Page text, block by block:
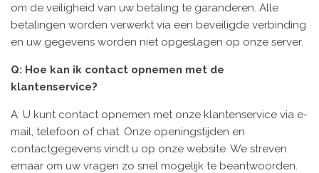
om de veiligheid van uw betaling te garanderen. Alle
betalingen worden verwerkt via een beveiligde verbinding
en uw gegevens worden niet opgeslagen op onze server.
Q: Hoe kan ik contact opnemen met de
klantenservice?
A: U kunt contact opnemen met onze klantenservice via e-
mail, telefoon of chat. Onze openingstijden en
contactgegevens vindt u op onze website. We streven
ernaar om uw vragen zo snel mogelijk te beantwoorden.